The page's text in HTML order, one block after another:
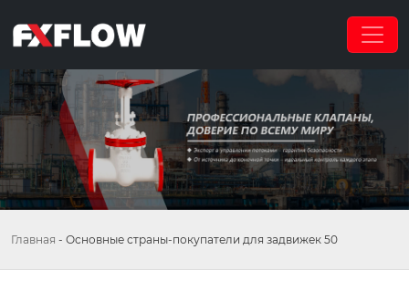
Главная - Основные страны-покупатели для задвижек 50